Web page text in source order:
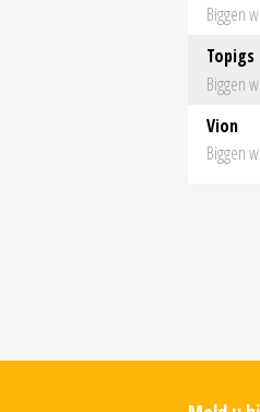
Biggen
Biggen
Vion
Biggen